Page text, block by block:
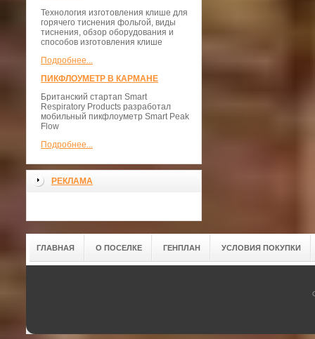
Технология изготовления клише для
горячего тиснения фольгой, виды
тиснения, обзор оборудования и
способов изготовления клише
Подробнее...
ПИКФЛОУМЕТР В КАРМАНЕ
Британский стартап Smart
Respiratory Products разработал
мобильный пикфлоуметр Smart Peak
Flow
Подробнее...
РЕКЛАМА
ГЛАВНАЯ О ПОСЕЛКЕ ГЕНПЛАН УСЛОВИЯ ПОКУПКИ